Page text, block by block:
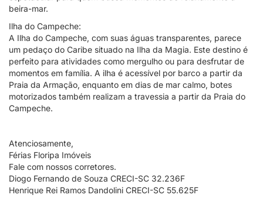
beira-mar.
Ilha do Campeche:
A Ilha do Campeche, com suas águas transparentes, parece
um pedaço do Caribe situado na Ilha da Magia. Este destino é
perfeito para atividades como mergulho ou para desfrutar de
momentos em família. A ilha é acessível por barco a partir da
Praia da Armação, enquanto em dias de mar calmo, botes
motorizados também realizam a travessia a partir da Praia do
Campeche.
Atenciosamente,
Férias Floripa Imóveis
Fale com nossos corretores.
Diogo Fernando de Souza CRECI-SC 32.236F
Henrique Rei Ramos Dandolini CRECI-SC 55.625F